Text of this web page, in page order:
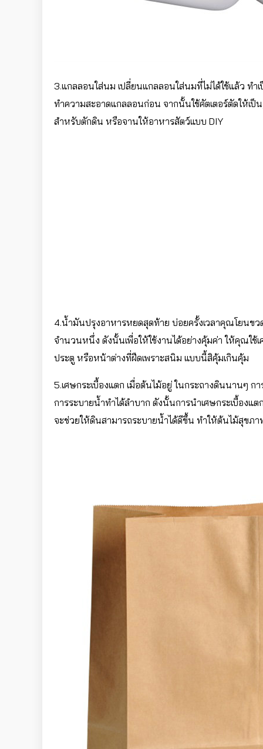
3.แกลลอนใส่นม เปลี่ยนแกลลอนใส่นมที่ไม่ได้ใช้แล้ว ท
ทำความสะอาดแกลลอนก่อน จากนั้นใช้คัตเตอร์ตัดให้เ
สำหรับตักดิน หรือจานให้อาหารสัตว์แบบ DIY
4.น้ำมันปรุงอาหารหยดสุดท้าย บ่อยครั้งเวลาคุณโยน
จำนวนหนึ่ง ดังนั้นเพื่อให้ใช้งานได้อย่างคุ้มค่า ให้คุณ
ประตู หรือหน้าต่างที่ฝืดเพราะสนิม แบบนี้สิคุ้มเกินคุ้ม
5.เศษกระเบื้องแตก เมื่อต้นไม้อยู่ ในกระถางดินนานๆ ก
การระบายน้ำทำได้ลำบาก ดังนั้นการนำเศษกระเบื้อง
จะช่วยให้ดินสามารถระบายน้ำได้ดีขึ้น ทำให้ต้นไม้สุขภา